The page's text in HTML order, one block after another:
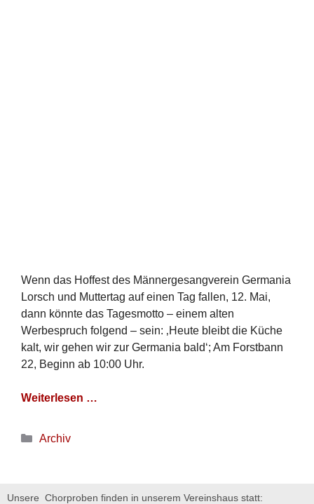
Wenn das Hoffest des Männergesangverein Germania
Lorsch und Muttertag auf einen Tag fallen, 12. Mai,
dann könnte das Tagesmotto – einem alten
Werbespruch folgend – sein: ‚Heute bleibt die Küche
kalt, wir gehen wir zur Germania bald‘; Am Forstbann
22, Beginn ab 10:00 Uhr.
Weiterlesen …
Archiv
Unsere Chorproben finden in unserem Vereinshaus statt: